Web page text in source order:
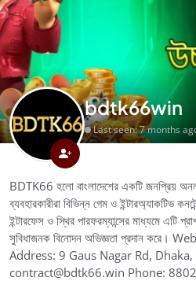
bdtk66win
Last seen: 7 months
BDTK66 হলো বাংলাদেশের একটি জনপ্রিয়
ব্যবহারকারীরা বিভিন্ন গেম ও ইন্টারঅ্যাকটিভ
ইন্টারফেস ও স্থির পারফরম্যান্সের মাধ্যমে এটি
সুবিধাজনক বিনোদন অভিজ্ঞতা প্রদান
Address: 9 Gaus Nagar Rd,
contract@bdtk66.win Phone: